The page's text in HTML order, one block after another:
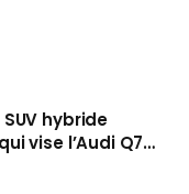
hybride
vise l’Audi Q7